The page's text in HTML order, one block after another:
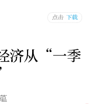
济从“一季